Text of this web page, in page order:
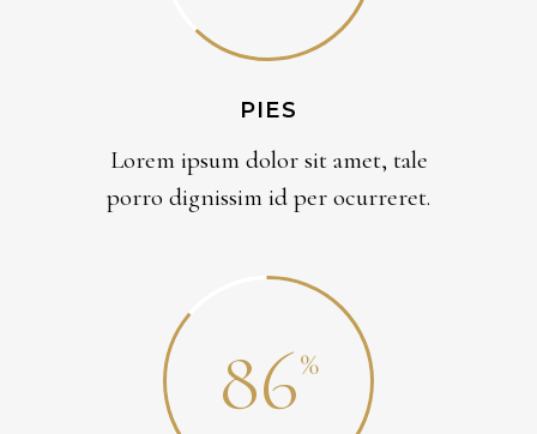
PIES
Lorem ipsum dolor sit amet, tale
porro dignissim id per ocurreret.
86